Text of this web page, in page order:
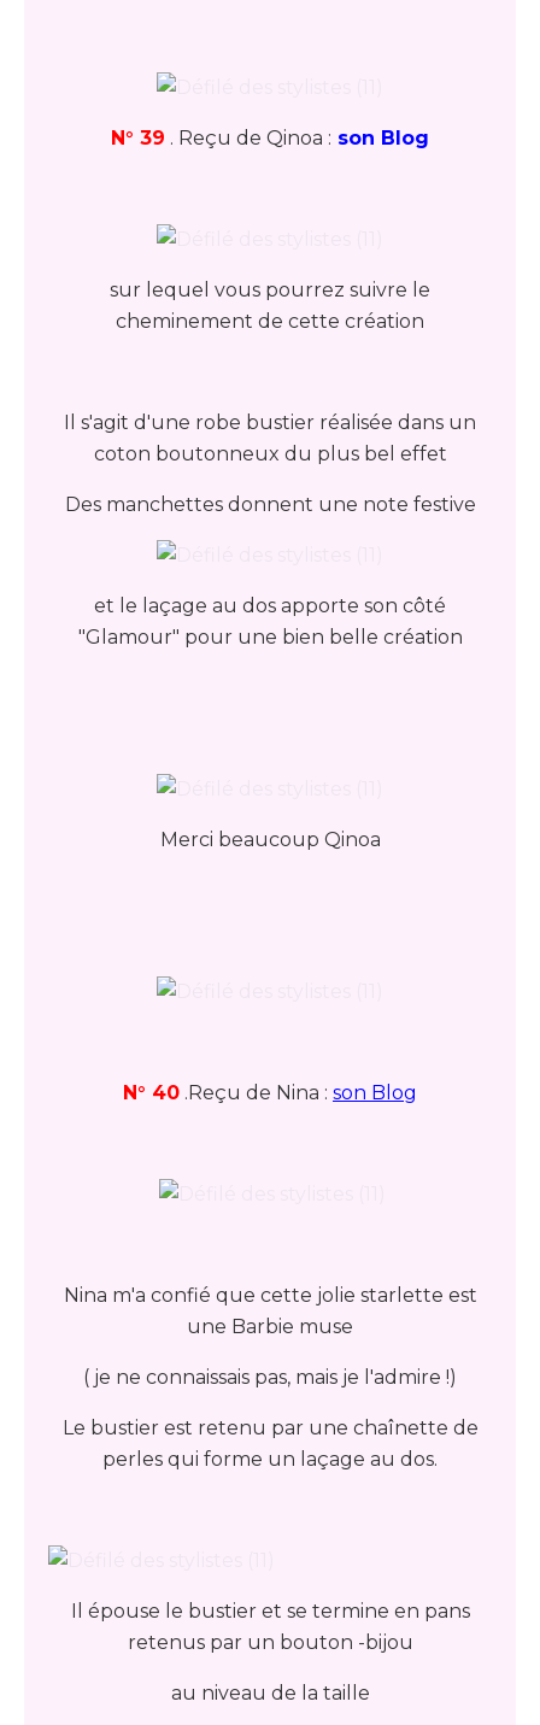
N° 39 . Reçu de Qinoa : son Blog
sur lequel vous pourrez suivre le
cheminement de cette création
Il s'agit d'une robe bustier réalisée dans un
coton boutonneux du plus bel effet
Des manchettes donnent une note festive
et le laçage au dos apporte son côté
"Glamour" pour une bien belle création
Merci beaucoup Qinoa
N° 40 .Reçu de Nina : son Blog
Nina m'a confié que cette jolie starlette est
une Barbie muse
( je ne connaissais pas, mais je l'admire !)
Le bustier est retenu par une chaînette de
perles qui forme un laçage au dos.
Il épouse le bustier et se termine en pans
retenus par un bouton -bijou
au niveau de la taille